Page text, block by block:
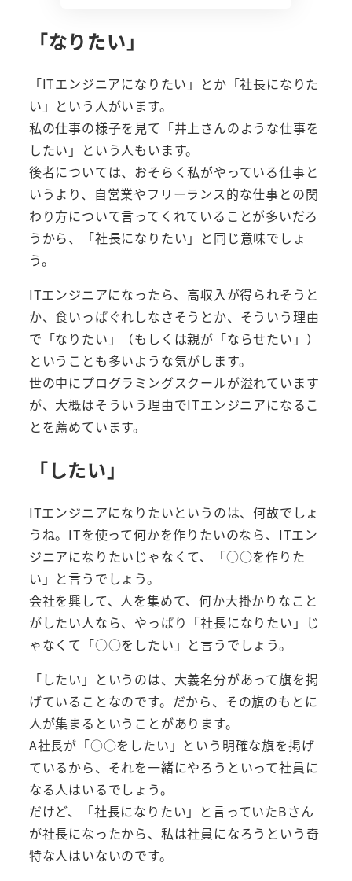
「なりたい」
「ITエンジニアになりたい」とか「社長になりた
い」という人がいます。
私の仕事の様子を見て「井上さんのような仕事を
したい」という人もいます。
後者については、おそらく私がやっている仕事と
いうより、自営業やフリーランス的な仕事との関
わり方について言ってくれていることが多いだろ
うから、「社長になりたい」と同じ意味でしょ
う。
ITエンジニアになったら、高収入が得られそうと
か、食いっぱぐれしなさそうとか、そういう理由
で「なりたい」（もしくは親が「ならせたい」）
ということも多いような気がします。
世の中にプログラミングスクールが溢れています
が、大概はそういう理由でITエンジニアになるこ
とを薦めています。
「したい」
ITエンジニアになりたいというのは、何故でしょ
うね。ITを使って何かを作りたいのなら、ITエン
ジニアになりたいじゃなくて、「○○を作りた
い」と言うでしょう。
会社を興して、人を集めて、何か大掛かりなこと
がしたい人なら、やっぱり「社長になりたい」じ
ゃなくて「○○をしたい」と言うでしょう。
「したい」というのは、大義名分があって旗を掲
げていることなのです。だから、その旗のもとに
人が集まるということがあります。
A社長が「○○をしたい」という明確な旗を掲げ
ているから、それを一緒にやろうといって社員に
なる人はいるでしょう。
だけど、「社長になりたい」と言っていたBさん
が社長になったから、私は社員になろうという奇
特な人はいないのです。